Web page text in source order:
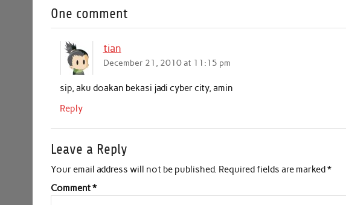
e
b
o
o
k
t
t
t
s
A
p
p
e
I
n
l
e
One comment
tian
December 21, 2010 at 11:15 pm
sip, aku doakan bekasi jadi cyber city, amin
Reply
Leave a Reply
Your email address will not be published. Required fields are marked*
Comment*